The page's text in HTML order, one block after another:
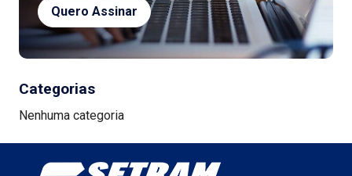
Categorias
Nenhuma categoria